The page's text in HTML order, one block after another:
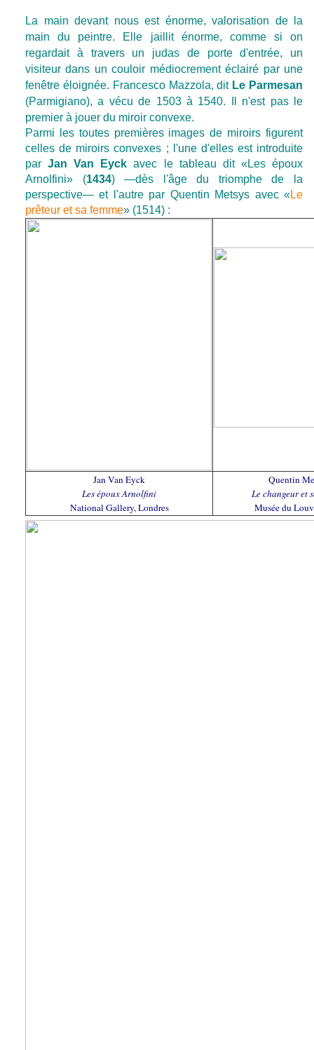
La main devant nous est énorme, valorisation de la
main du peintre. Elle jaillit énorme, comme si on
regardait à travers un judas de porte d'entrée, un
visiteur dans un couloir médiocrement éclairé par une
fenêtre éloignée. Francesco Mazzola, dit Le Parmesan
(Parmigiano), a vécu de 1503 à 1540. Il n'est pas le
premier à jouer du miroir convexe.
Parmi les toutes premières images de miroirs figurent
celles de miroirs convexes ; l'une d'elles est introduite
parJan Van Eyck avec le tableau dit «Les époux
Arnolfini» (1434) —dès l'âge du triomphe de la
perspective— et l'autre par Quentin Metsys avec «Le
prêteur et sa femme» (1514) :
Jan Van Eyck
Les époux Arnolfini
National Gallery, Londres
Quentin
Le changeur et
Musée du